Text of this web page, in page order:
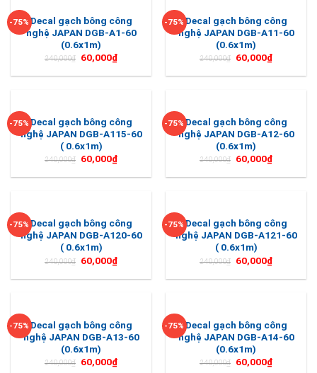
-75% Decal gạch bông công
nghệ JAPAN DGB-A1-60
(0.6x1m)
240,000₫ 60,000₫
-75% Decal gạch bông công
nghệ JAPAN DGB-A11-60
(0.6x1m)
240,000₫ 60,000₫
-75% Decal gạch bông công
nghệ JAPAN DGB-A115-60
( 0.6x1m)
240,000₫ 60,000₫
-75% Decal gạch bông công
nghệ JAPAN DGB-A12-60
(0.6x1m)
240,000₫ 60,000₫
-75% Decal gạch bông công
nghệ JAPAN DGB-A120-60
( 0.6x1m)
240,000₫ 60,000₫
-75% Decal gạch bông công
nghệ JAPAN DGB-A121-60
( 0.6x1m)
240,000₫ 60,000₫
-75% Decal gạch bông công
nghệ JAPAN DGB-A13-60
(0.6x1m)
240,000₫ 60,000₫
-75% Decal gạch bông công
nghệ JAPAN DGB-A14-60
(0.6x1m)
240,000₫ 60,000₫